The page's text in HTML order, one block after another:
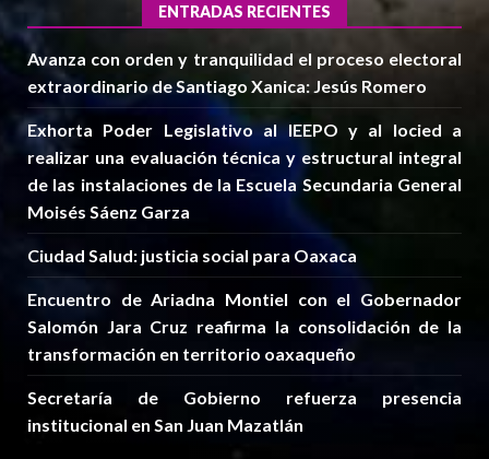
ENTRADAS RECIENTES
Avanza con orden y tranquilidad el proceso electoral
extraordinario de Santiago Xanica: Jesús Romero
Exhorta Poder Legislativo al IEEPO y al Iocied a
realizar una evaluación técnica y estructural integral
de las instalaciones de la Escuela Secundaria General
Moisés Sáenz Garza
Ciudad Salud: justicia social para Oaxaca
Encuentro de Ariadna Montiel con el Gobernador
Salomón Jara Cruz reafirma la consolidación de la
transformación en territorio oaxaqueño
Secretaría de Gobierno refuerza presencia
institucional en San Juan Mazatlán